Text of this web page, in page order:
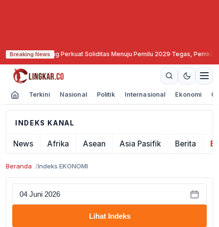
Breaking News
Semarang Perkuat Soliditas Menuju Pemilu 2029·Tegas, Pemkot
Terkini Nasional Politik Internasional Ekonomi
INDEKS KANAL
News Afrika Asean Asia Pasifik Berita
Beranda Indeks EKONOMI
Lihat Indeks